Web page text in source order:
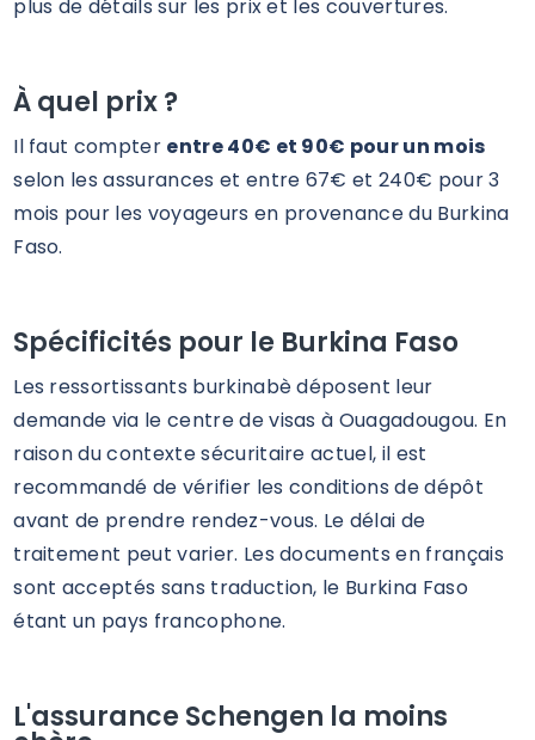
plus de détails sur les prix et les couvertures.
À quel prix ?
Il faut compter entre 40€ et 90€ pour un mois
selon les assurances et entre 67€ et 240€ pour 3
mois pour les voyageurs en provenance du Burkina
Faso.
Spécificités pour le Burkina Faso
Les ressortissants burkinabè déposent leur
demande via le centre de visas à Ouagadougou. En
raison du contexte sécuritaire actuel, il est
recommandé de vérifier les conditions de dépôt
avant de prendre rendez-vous. Le délai de
traitement peut varier. Les documents en français
sont acceptés sans traduction, le Burkina Faso
étant un pays francophone.
L'assurance Schengen la moins